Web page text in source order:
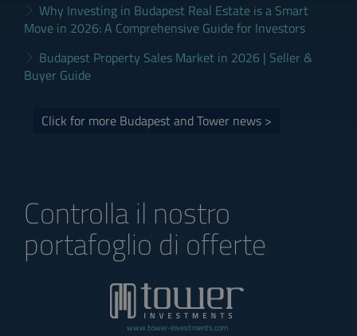
Why Investing in Budapest Real Estate is a Smart
Move in 2026: A Comprehensive Guide for Investors
Budapest Property Sales Market in 2026 | Seller &
Buyer Guide
Click for more Budapest and Tower news >
Controlla il nostro
portafoglio di offerte
www.tower-investments.com